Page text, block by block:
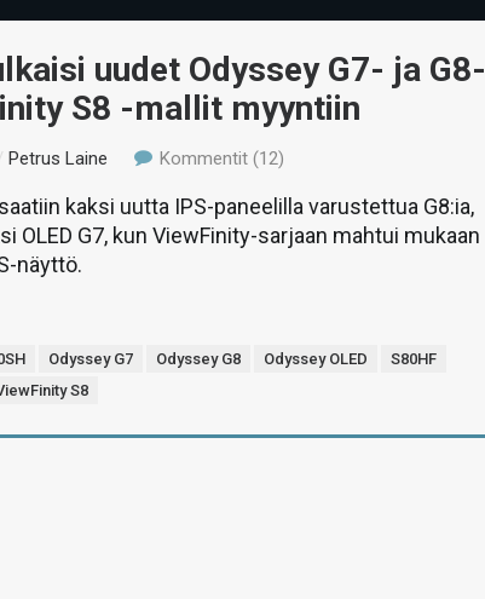
uudet Odyssey G7- ja G8-
S8 -mallit myyntiin
Petrus Laine Kommentit (12)
kaksi uutta IPS-paneelilla varustettua G8:ia,
OLED G7, kun ViewFinity-sarjaan mahtui mukaan
näyttö.
Odyssey G7 Odyssey G8 Odyssey OLED
S80HF
S8